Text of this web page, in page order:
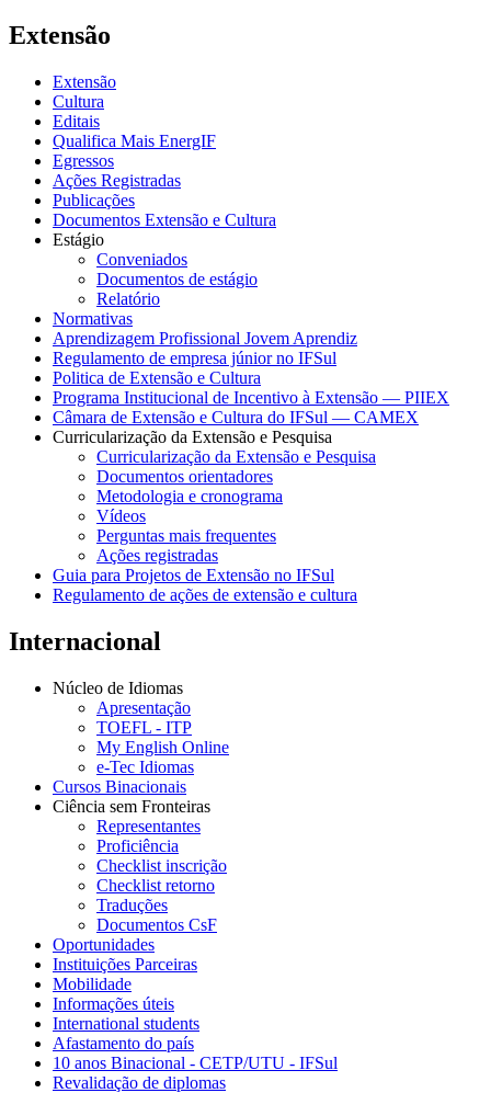
Extensão
Extensão
Cultura
Editais
Qualifica Mais EnergIF
Egressos
Ações Registradas
Publicações
Documentos Extensão e Cultura
Estágio
Conveniados
Documentos de estágio
Relatório
Normativas
Aprendizagem Profissional Jovem Aprendiz
Regulamento de empresa júnior no IFSul
Politica de Extensão e Cultura
Programa Institucional de Incentivo à Extensão — PIIEX
Câmara de Extensão e Cultura do IFSul — CAMEX
Curricularização da Extensão e Pesquisa
Curricularização da Extensão e Pesquisa
Documentos orientadores
Metodologia e cronograma
Vídeos
Perguntas mais frequentes
Ações registradas
Guia para Projetos de Extensão no IFSul
Regulamento de ações de extensão e cultura
Internacional
Núcleo de Idiomas
Apresentação
TOEFL - ITP
My English Online
e-Tec Idiomas
Cursos Binacionais
Ciência sem Fronteiras
Representantes
Proficiência
Checklist inscrição
Checklist retorno
Traduções
Documentos CsF
Oportunidades
Instituições Parceiras
Mobilidade
Informações úteis
International students
Afastamento do país
10 anos Binacional - CETP/UTU - IFSul
Revalidação de diplomas